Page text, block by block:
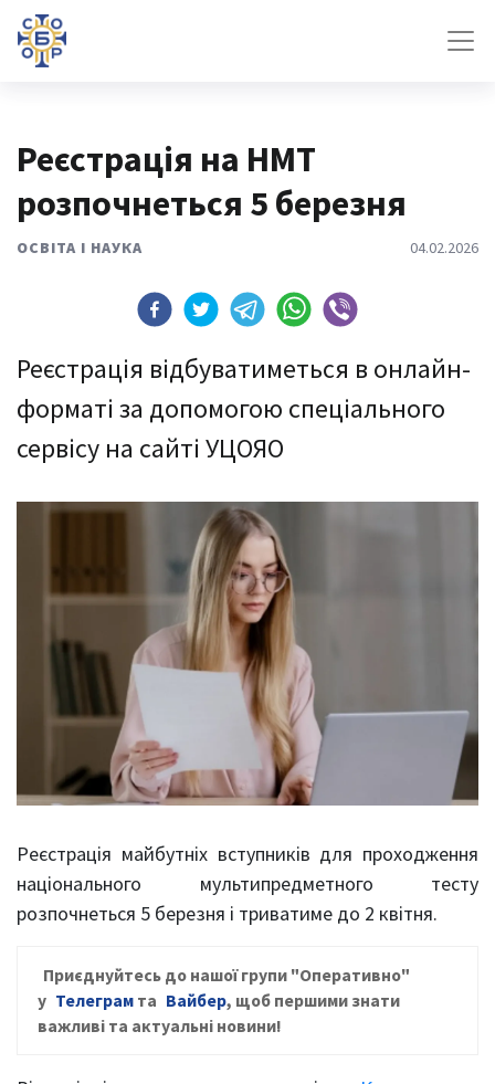
Реєстрація на НМТ
розпочнеться 5 березня
ОСВІТА І НАУКА 04.02.2026
Реєстрація відбуватиметься в онлайн-
форматі за допомогою спеціального
сервісу на сайті УЦОЯО
Реєстрація майбутніх вступників для проходження
національного мультипредметного тесту
розпочнеться 5 березня і триватиме до 2 квітня.
Приєднуйтесь до нашої групи "Оперативно"
у Телеграм та Вайбер, щоб першими знати
важливі та актуальні новини!